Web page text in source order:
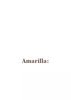
Amarilla: